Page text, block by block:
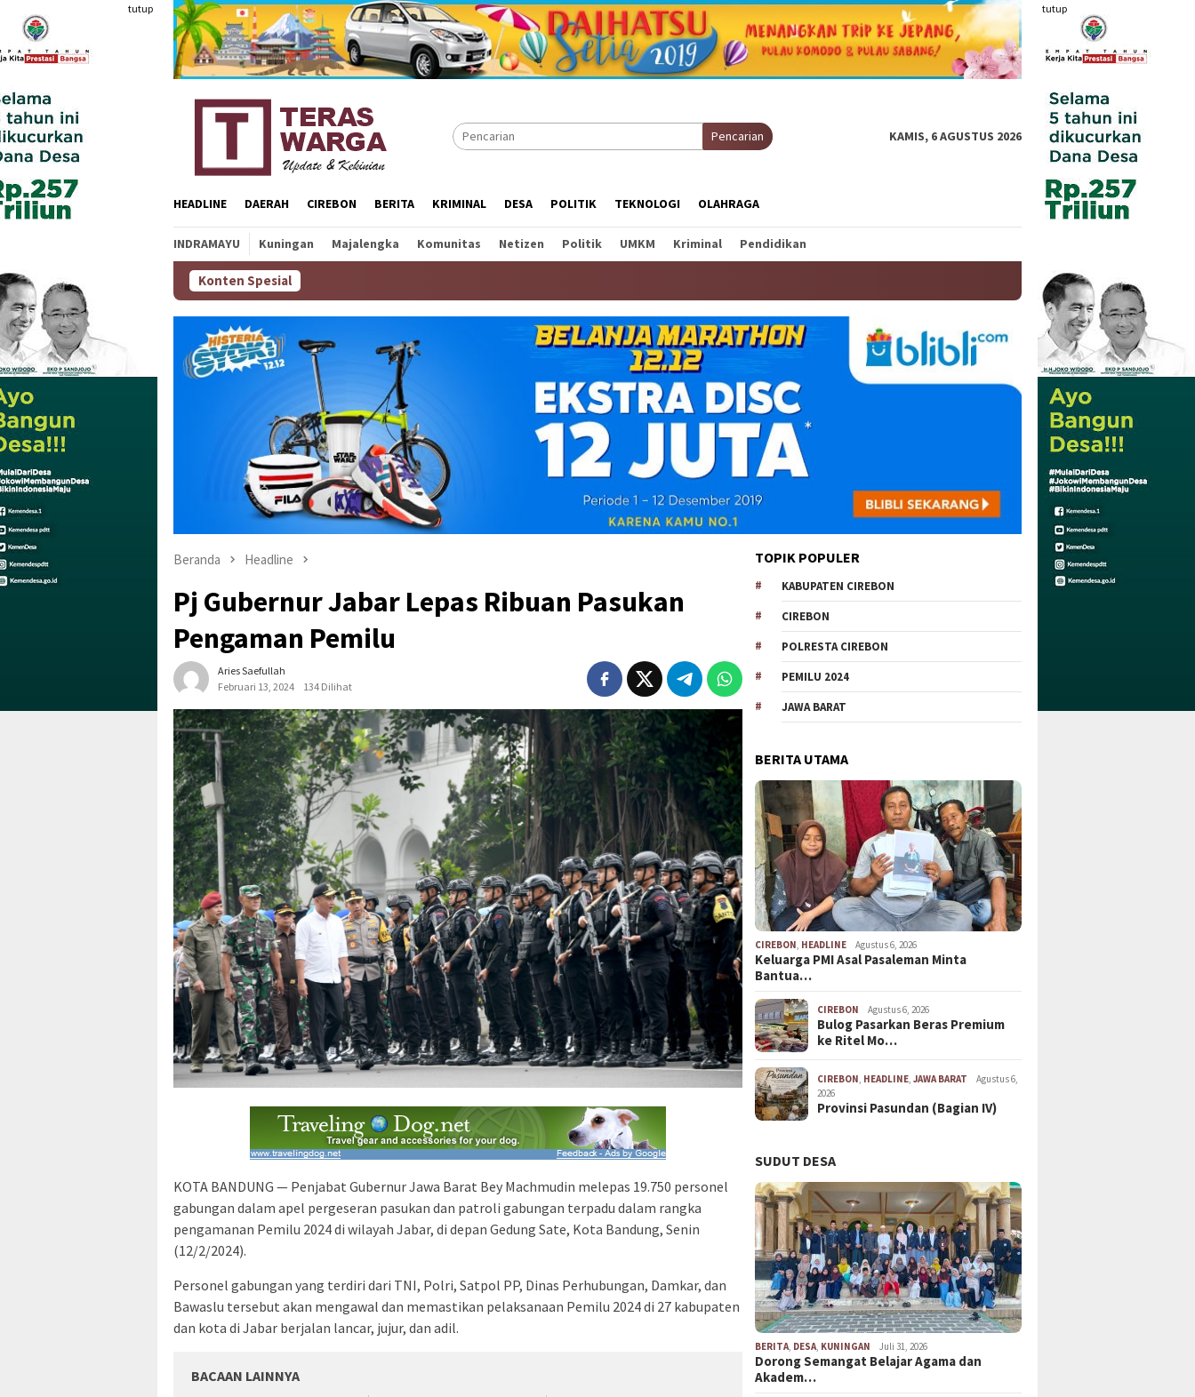
Loncat
konten
tutup tutup
Pencarian KAMIS, 6 AGUSTUS 2026
HEADLINE DAERAH CIREBON BERITA KRIMINAL DESA POLITIK TEKNOLOGI OLAHRAGA
INDRAMAYU Kuningan Majalengka Komunitas Netizen Politik UMKM Kriminal Pendidikan
Konten Spesial
Beranda Headline
Pj Gubernur Jabar Lepas Ribuan Pasukan
Pengaman Pemilu
Aries Saefullah
Februari 13, 2024
134 Dilihat
KOTA BANDUNG — Penjabat Gubernur Jawa Barat Bey Machmudin melepas 19.750 personel
gabungan dalam apel pergeseran pasukan dan patroli gabungan terpadu dalam rangka
pengamanan Pemilu 2024 di wilayah Jabar, di depan Gedung Sate, Kota Bandung, Senin
(12/2/2024).
Personel gabungan yang terdiri dari TNI, Polri, Satpol PP, Dinas Perhubungan, Damkar, dan
Bawaslu tersebut akan mengawal dan memastikan pelaksanaan Pemilu 2024 di 27 kabupaten
dan kota di Jabar berjalan lancar, jujur, dan adil.
BACAAN LAINNYA
TOPIK POPULER
KABUPATEN CIREBON
CIREBON
POLRESTA CIREBON
PEMILU 2024
JAWA BARAT
BERITA UTAMA
CIREBON, HEADLINE Agustus 6, 2026
Keluarga PMI Asal Pasaleman Minta
Bantua…
CIREBON Agustus 6, 2026
Bulog Pasarkan Beras Premium
ke Ritel Mo…
CIREBON, HEADLINE,JAWA BARAT
Agustus 6,
2026
Provinsi Pasundan (Bagian IV)
SUDUT DESA
BERITA, DESA, KUNINGAN Juli 31, 2026
Dorong Semangat Belajar Agama dan
Akadem…